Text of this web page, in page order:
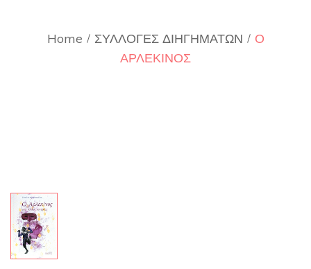
Home ΣΥΛΛΟΓΕΣ ΔΙΗΓΗΜΑΤΩΝ
Ο
ΑΡΛΕΚΙΝΟΣ